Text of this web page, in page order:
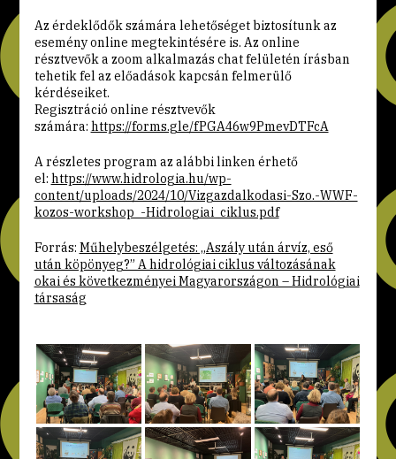
Az érdeklődők számára lehetőséget biztosítunk az
esemény online megtekintésére is. Az online
résztvevők a zoom alkalmazás chat felületén írásban
tehetik fel az előadások kapcsán felmerülő
kérdéseiket.
Regisztráció online résztvevők
számára: https://forms.gle/fPGA46w9PmevDTFcA
A részletes program az alábbi linken érhető
el: https://www.hidrologia.hu/wp-
content/uploads/2024/10/Vizgazdalkodasi-Szo.-WWF-
kozos-workshop_-Hidrologiai_ciklus.pdf
Forrás: Műhelybeszélgetés: „Aszály után árvíz, eső
után köpönyeg?” A hidrológiai ciklus változásának
okai és következményei Magyarországon – Hidrológiai
társaság